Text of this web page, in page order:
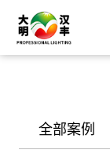
全部案例